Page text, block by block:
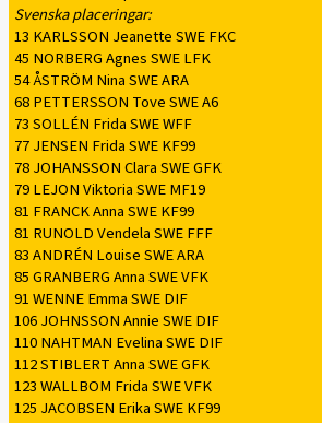
Svenska placeringar:
13 KARLSSON Jeanette SWE FKC
45 NORBERG Agnes SWE LFK
54 ÅSTRÖM Nina SWE ARA
68 PETTERSSON Tove SWE A6
73 SOLLÉN Frida SWE WFF
77 JENSEN Frida SWE KF99
78 JOHANSSON Clara SWE GFK
79 LEJON Viktoria SWE MF19
81 FRANCK Anna SWE KF99
81 RUNOLD Vendela SWE FFF
83 ANDRÉN Louise SWE ARA
85 GRANBERG Anna SWE VFK
91 WENNE Emma SWE DIF
106 JOHNSSON Annie SWE DIF
110 NAHTMAN Evelina SWE DIF
112 STIBLERT Anna SWE GFK
123 WALLBOM Frida SWE VFK
125 JACOBSEN Erika SWE KF99